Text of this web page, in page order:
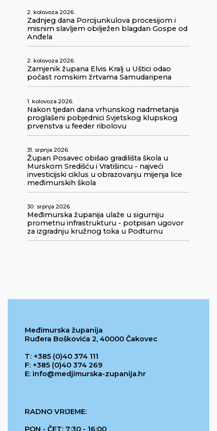
2. kolovoza 2026.
Zadnjeg dana Porcijunkulova procesijom i
misnim slavljem obilježen blagdan Gospe od
Anđela
2. kolovoza 2026.
Zamjenik župana Elvis Kralj u Uštici odao
počast romskim žrtvama Samudaripena
1. kolovoza 2026.
Nakon tjedan dana vrhunskog nadmetanja
proglašeni pobjednici Svjetskog klupskog
prvenstva u feeder ribolovu
31. srpnja 2026.
Župan Posavec obišao gradilišta škola u
Murskom Središću i Vratišincu - najveći
investicijski ciklus u obrazovanju mijenja lice
međimurskih škola
30. srpnja 2026.
Međimurska županija ulaže u sigurniju
prometnu infrastrukturu - potpisan ugovor
za izgradnju kružnog toka u Podturnu
Međimurska županija
Ruđera Boškovića 2, 40000 Čakovec
T: +385 (0)40 374 111
F: +385 (0)40 374 269
E: info@medjimurska-zupanija.hr
RADNO VRIJEME:
PON - ČET: 7:30 - 16:00